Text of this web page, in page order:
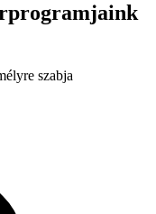
szabja